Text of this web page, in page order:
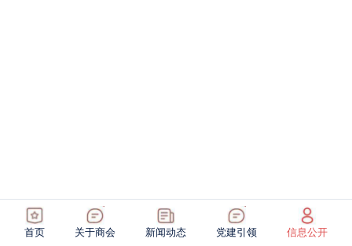
首页 关于商会 新闻动态 党建引领 信息公开